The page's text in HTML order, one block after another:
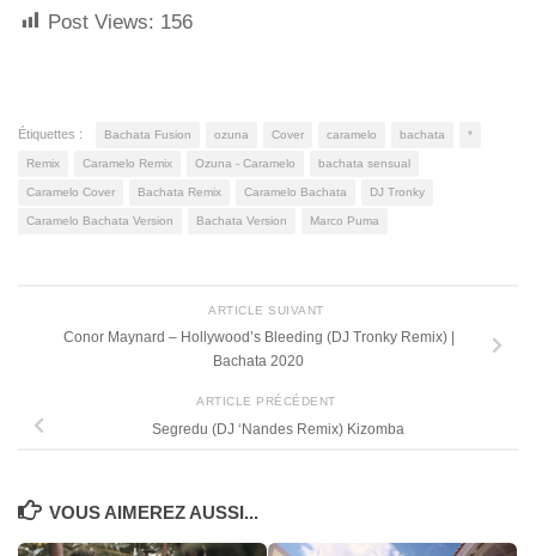
Post Views: 156
Étiquettes : Bachata Fusion ozuna Cover caramelo bachata *
Remix Caramelo Remix Ozuna - Caramelo bachata sensual
Caramelo Cover Bachata Remix Caramelo Bachata DJ Tronky
Caramelo Bachata Version Bachata Version Marco Puma
ARTICLE SUIVANT
Conor Maynard – Hollywood’s Bleeding (DJ Tronky Remix) |
Bachata 2020
ARTICLE PRÉCÉDENT
Segredu (DJ ‘Nandes Remix) Kizomba
VOUS AIMEREZ AUSSI...